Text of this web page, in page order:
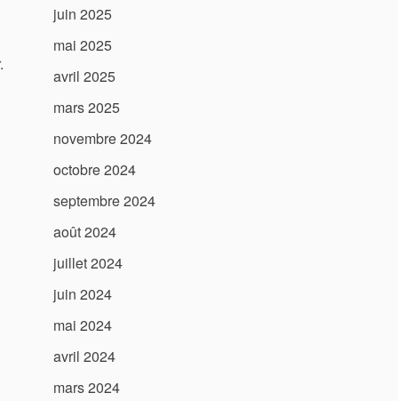
juin 2025
mai 2025
avril 2025
mars 2025
novembre 2024
octobre 2024
septembre 2024
août 2024
juillet 2024
juin 2024
mai 2024
avril 2024
mars 2024